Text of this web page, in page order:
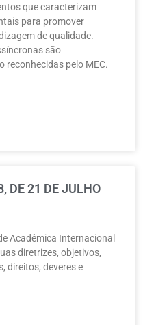
que caracterizam
para promover
de qualidade.
são
reconhecidas pelo MEC.
DE 21 DE JULHO
Acadêmica Internacional
diretrizes, objetivos,
direitos, deveres e